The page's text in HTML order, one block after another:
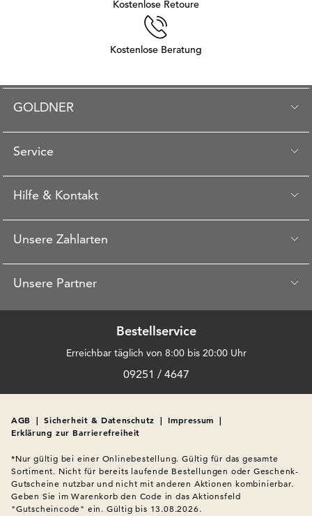
Kostenlose Retoure
Kostenlose Beratung
GOLDNER
Service
Hilfe & Kontakt
Unsere Zahlarten
Unsere Partner
Bestellservice
Erreichbar täglich von 8:00 bis 20:00 Uhr
09251 / 4647
AGB | Sicherheit & Datenschutz | Impressum |
Erklärung zur Barrierefreiheit
*Nur gültig bei einer Onlinebestellung. Gültig für das gesamte
Sortiment. Nicht für bereits laufende Bestellungen oder Geschenk-
Gutscheine nutzbar und nicht mit anderen Aktionen kombinierbar.
Geben Sie im Warenkorb den Code in das Aktionsfeld
"Gutscheincode" ein. Gültig bis 13.08.2026.